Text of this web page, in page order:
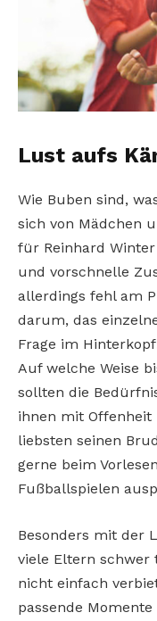
Lust aufs
Wie Buben sind,
sich von Mädchen
für Reinhard
und vorschnelle
allerdings fehl am
darum, das
Frage im
Auf welche Weise
sollten die
ihnen mit Offenheit
liebsten seinen
gerne beim
Fußballspielen
Besonders mit der
viele Eltern schwer
nicht einfach
passende